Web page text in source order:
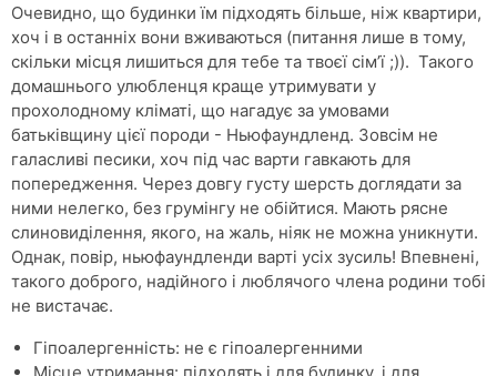
Очевидно, що будинки їм підходять більше, ніж квартири,
хоч і в останніх вони вживаються (питання лише в тому,
скільки місця лишиться для тебе та твоєї сім’ї ;)). Такого
домашнього улюбленця краще утримувати у
прохолодному кліматі, що нагадує за умовами
батьківщину цієї породи - Ньюфаундленд. Зовсім не
галасливі песики, хоч під час варти гавкають для
попередження. Через довгу густу шерсть доглядати за
ними нелегко, без грумінгу не обійтися. Мають рясне
слиновиділення, якого, на жаль, ніяк не можна уникнути.
Однак, повір, ньюфаундленди варті усіх зусиль! Впевнені,
такого доброго, надійного і люблячого члена родини тобі
не вистачає.
Гіпоалергенність: не є гіпоалергенними